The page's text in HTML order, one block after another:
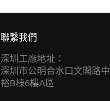
聯繫我們
深圳工廠地址：
深圳市公明合水口文閣路中
裕B棟6樓A區